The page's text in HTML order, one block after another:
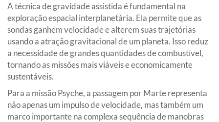
A técnica de gravidade assistida é fundamental na
exploração espacial interplanetária. Ela permite que as
sondas ganhem velocidade e alterem suas trajetórias
usando a atração gravitacional de um planeta. Isso reduz
a necessidade de grandes quantidades de combustível,
tornando as missões mais viáveis e economicamente
sustentáveis.
Para a missão Psyche, a passagem por Marte representa
não apenas um impulso de velocidade, mas também um
marco importante na complexa sequência de manobras